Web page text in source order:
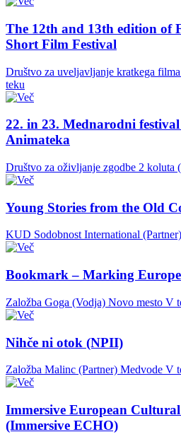
The 12th and 13th edition of
Short Film Festival
Društvo za uveljavljanje kratkega
teku
22. in 23. Mednarodni
Animateka
Društvo za oživljanje zgodbe 2 koluta
Young Stories from the Old
KUD Sodobnost International (Partner)
Bookmark – Marking
Založba Goga (Vodja) Novo mesto V
Nihče ni otok (NPII)
Založba Malinc (Partner) Medvode V
Immersive European
(Immersive ECHO)